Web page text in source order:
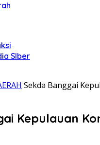
SIber
Sekda Banggai
Kepulauan